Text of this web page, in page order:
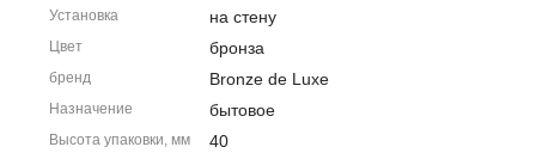
Установка на стену
Цвет бронза
бренд Bronze de Luxe
Назначение бытовое
Высота упаковки, мм 40